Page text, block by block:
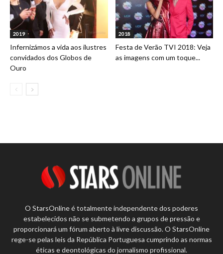
2019
Infernizámos a vida aos ilustres
convidados dos Globos de
Ouro
2018
Festa de Verão TVI 2018: Veja
as imagens com um toque...
O StarsOnline é totalmente independente dos poderes
estabelecidos não se submetendo a grupos de pressão e
proporcionará um fórum aberto à livre discussão. O StarsOnline
rege-se pelas leis da República Portuguesa cumprindo as normas
éticas e deontológicas do jornalismo profissional.